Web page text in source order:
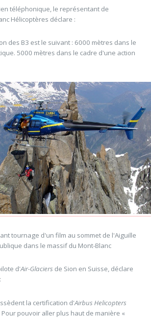
téléphonique, le représentant de
Hélicoptères déclare :
des B3 est le suivant : 6000 mètres dans le
5000 mètres dans le cadre d'une action
tournage d'un film au sommet de l'Aiguille
dans le massif du Mont-Blanc
d'Air-Glaciersde Sion en Suisse, déclare
la certification d'Airbus Helicopters
pouvoir aller plus haut de manière «